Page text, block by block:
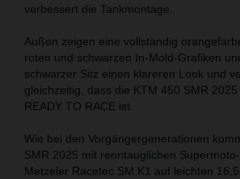
verbessert die Tankmontage.
Außen zeigen eine vollständig
roten und schwarzen In-Mold-Grafiken
schwarzer Sitz einen klareren Look und
gleichzeitig, dass die KTM 450 SMR
READY TO RACE ist.
Wie bei den Vorgängergenerationen
SMR 2025 mit renntauglichen
Metzeler Racetec SM K1 auf leichten